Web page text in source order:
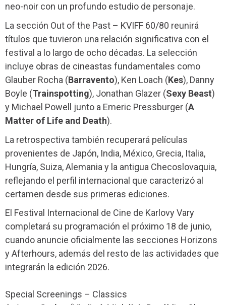
neo-noir con un profundo estudio de personaje.
La sección Out of the Past – KVIFF 60/80 reunirá
títulos que tuvieron una relación significativa con el
festival a lo largo de ocho décadas. La selección
incluye obras de cineastas fundamentales como
Glauber Rocha (Barravento), Ken Loach (Kes), Danny
Boyle (Trainspotting), Jonathan Glazer (Sexy Beast)
y Michael Powell junto a Emeric Pressburger (A
Matter of Life and Death).
La retrospectiva también recuperará películas
provenientes de Japón, India, México, Grecia, Italia,
Hungría, Suiza, Alemania y la antigua Checoslovaquia,
reflejando el perfil internacional que caracterizó al
certamen desde sus primeras ediciones.
El Festival Internacional de Cine de Karlovy Vary
completará su programación el próximo 18 de junio,
cuando anuncie oficialmente las secciones Horizons
y Afterhours, además del resto de las actividades que
integrarán la edición 2026.
Special Screenings – Classics